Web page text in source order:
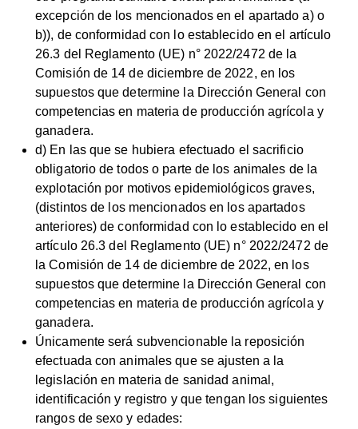
excepción de los mencionados en el apartado a) o
b)), de conformidad con lo establecido en el artículo
26.3 del Reglamento (UE) n° 2022/2472 de la
Comisión de 14 de diciembre de 2022, en los
supuestos que determine la Dirección General con
competencias en materia de producción agrícola y
ganadera.
d) En las que se hubiera efectuado el sacrificio
obligatorio de todos o parte de los animales de la
explotación por motivos epidemiológicos graves,
(distintos de los mencionados en los apartados
anteriores) de conformidad con lo establecido en el
artículo 26.3 del Reglamento (UE) n° 2022/2472 de
la Comisión de 14 de diciembre de 2022, en los
supuestos que determine la Dirección General con
competencias en materia de producción agrícola y
ganadera.
Únicamente será subvencionable la reposición
efectuada con animales que se ajusten a la
legislación en materia de sanidad animal,
identificación y registro y que tengan los siguientes
rangos de sexo y edades: